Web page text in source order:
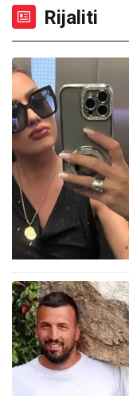
"DA TI UNIŠTIM I
DOM ZA MAJKE
ŽIVOT" Ujeku
Nikolić se
Evo